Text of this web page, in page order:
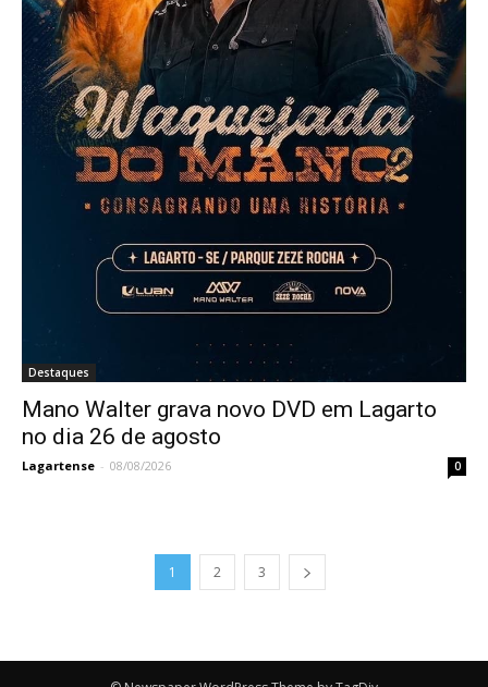
Destaques
Mano Walter grava novo DVD em Lagarto
no dia 26 de agosto
Lagartense - 08/08/2026 0
1 2 3